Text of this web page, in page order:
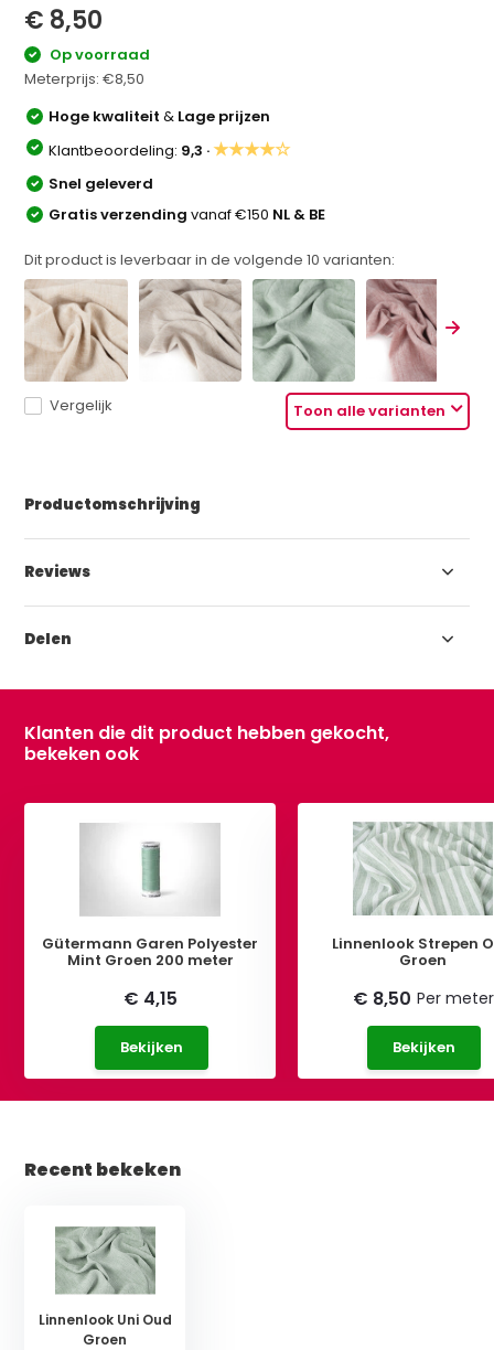
€ 8,50
Op voorraad
Meterprijs:€8,50
Hoge kwaliteit& Lage prijzen
Klantbeoordeling: 9,3 ·★★★★☆
Snel geleverd
Gratis verzendingvanaf €150 NL & BE
Dit product is leverbaar in de volgende10 varianten:
Toon alle varianten
Vergelijk
Productomschrijving
Reviews
Delen
Klanten die dit product hebben gekocht,
bekeken ook
Gütermann Garen Polyester
Mint Groen 200 meter
€ 4,15
Bekijken
Linnenlook Strepen
Groen
€ 8,50 Per meter
Bekijken
Recent bekeken
Linnenlook Uni Oud
Groen